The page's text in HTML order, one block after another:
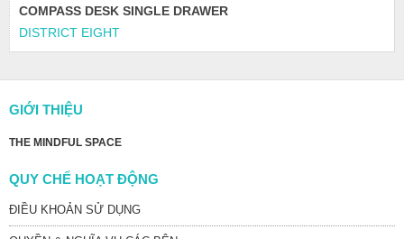
COMPASS DESK SINGLE DRAWER
DISTRICT EIGHT
GIỚI THIỆU
THE MINDFUL SPACE
QUY CHẾ HOẠT ĐỘNG
ĐIỀU KHOẢN SỬ DỤNG